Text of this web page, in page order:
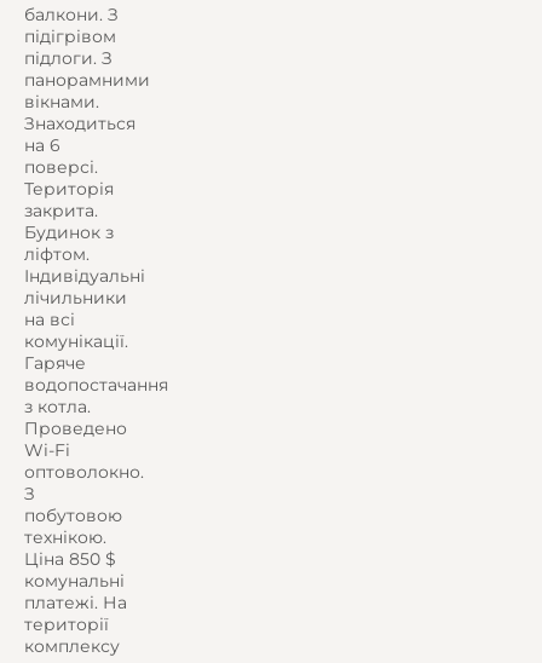
балкони. З
підігрівом
підлоги. З
панорамними
вікнами.
Знаходиться
на 6
поверсі.
Територія
закрита.
Будинок з
ліфтом.
Індивідуальні
лічильники
на всі
комунікації.
Гаряче
водопостачання
з котла.
Проведено
Wi-Fi
оптоволокно.
З
побутовою
технікою.
Ціна 850 $
комунальні
платежі. На
території
комплексу